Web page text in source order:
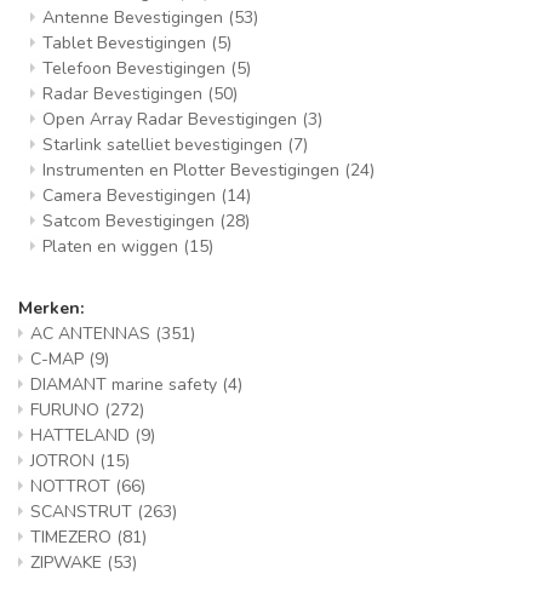
Antenne Bevestigingen (53)
Tablet Bevestigingen (5)
Telefoon Bevestigingen (5)
Radar Bevestigingen (50)
Open Array Radar Bevestigingen (3)
Starlink satelliet bevestigingen (7)
Instrumenten en Plotter Bevestigingen (24)
Camera Bevestigingen (14)
Satcom Bevestigingen (28)
Platen en wiggen (15)
Merken:
AC ANTENNAS (351)
C-MAP (9)
DIAMANT marine safety (4)
FURUNO (272)
HATTELAND (9)
JOTRON (15)
NOTTROT (66)
SCANSTRUT (263)
TIMEZERO (81)
ZIPWAKE (53)